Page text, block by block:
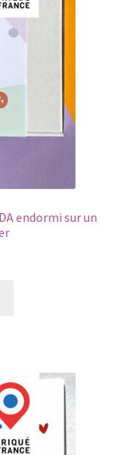
endormi sur un